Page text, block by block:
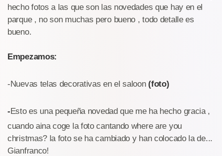
hecho fotos a las que son las novedades que hay en el
parque , no son muchas pero bueno , todo detalle es
bueno.
Empezamos:
-Nuevas telas decorativas en el saloon(foto)
-Esto es una pequeña novedad que me ha hecho gracia ,
cuando aina coge la foto cantando where are you
christmas? la foto se ha cambiado y han colocado la de...
Gianfranco!